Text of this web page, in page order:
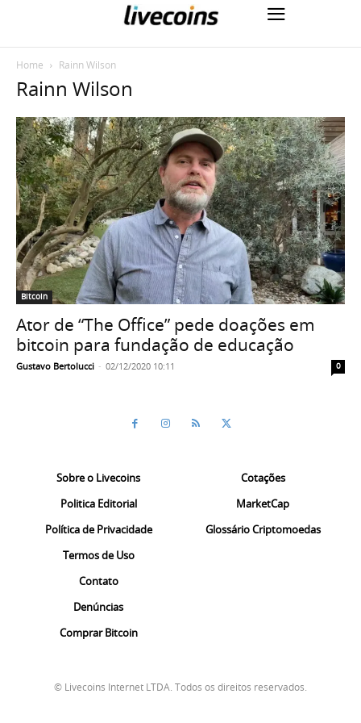
Home Rainn Wilson
Rainn Wilson
Bitcoin
Ator de “The Office” pede doações em
bitcoin para fundação de educação
Gustavo Bertolucci - 02/12/2020 10:11 0
Sobre o Livecoins
Politica Editorial
Política de Privacidade
Termos de Uso
Contato
Denúncias
Comprar Bitcoin
Cotações
MarketCap
Glossário Criptomoedas
© Livecoins Internet LTDA. Todos os direitos reservados.